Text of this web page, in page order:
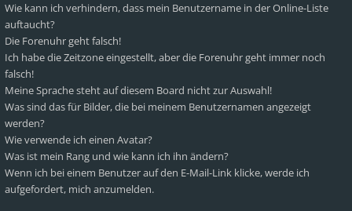
Wie kann ich verhindern, dass mein Benutzername in der Online-Liste
auftaucht?
Die Forenuhr geht falsch!
Ich habe die Zeitzone eingestellt, aber die Forenuhr geht immer noch
falsch!
Meine Sprache steht auf diesem Board nicht zur Auswahl!
Was sind das für Bilder, die bei meinem Benutzernamen angezeigt
werden?
Wie verwende ich einen Avatar?
Was ist mein Rang und wie kann ich ihn ändern?
Wenn ich bei einem Benutzer auf den E-Mail-Link klicke, werde ich
aufgefordert, mich anzumelden.